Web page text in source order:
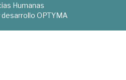
Humanas
desarrollo OPTYMA